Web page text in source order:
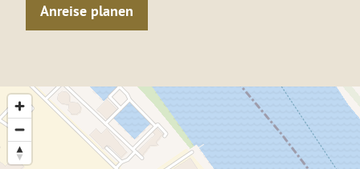
Anreise planen